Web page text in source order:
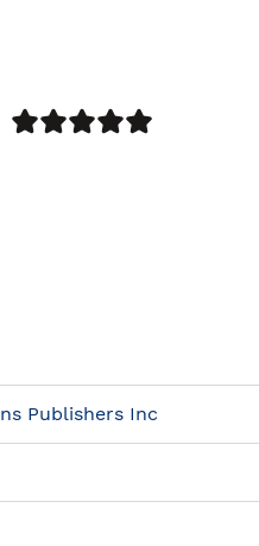
Publishers Inc